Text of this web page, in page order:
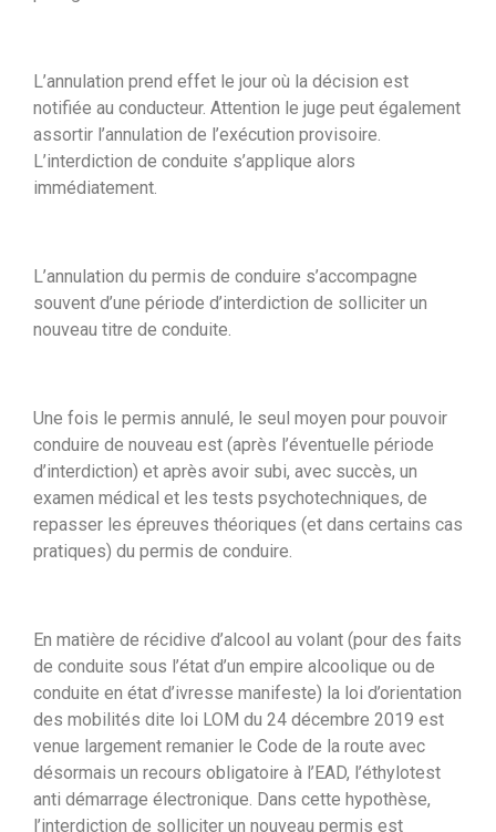
L’annulation prend effet le jour où la décision est
notifiée au conducteur. Attention le juge peut également
assortir l’annulation de l’exécution provisoire.
L’interdiction de conduite s’applique alors
immédiatement.
L’annulation du permis de conduire s’accompagne
souvent d’une période d’interdiction de solliciter un
nouveau titre de conduite.
Une fois le permis annulé, le seul moyen pour pouvoir
conduire de nouveau est (après l’éventuelle période
d’interdiction) et après avoir subi, avec succès, un
examen médical et les tests psychotechniques, de
repasser les épreuves théoriques (et dans certains cas
pratiques) du permis de conduire.
En matière de récidive d’alcool au volant (pour des faits
de conduite sous l’état d’un empire alcoolique ou de
conduite en état d’ivresse manifeste) la loi d’orientation
des mobilités dite loi LOM du 24 décembre 2019 est
venue largement remanier le Code de la route avec
désormais un recours obligatoire à l’EAD, l’éthylotest
anti démarrage électronique. Dans cette hypothèse,
l’interdiction de solliciter un nouveau permis est